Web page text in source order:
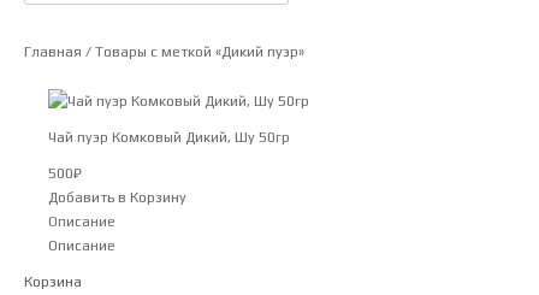
Главная / Товары с меткой «Дикий пуэр»
Чай пуэр Комковый Дикий, Шу 50гр
500₽
Добавить в Корзину
Описание
Описание
Корзина